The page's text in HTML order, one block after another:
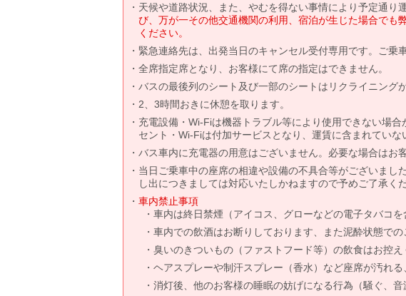
天候や道路状況、また、やむを得ない事情により予定通り
び、万が一その他交通機関の利用、宿泊が生じた場合でも
ください。
緊急連絡先は、出発当日のキャンセル受付専用です。ご乗
全席指定席となり、お客様にて席の指定はできません。
バスの最後列のシート及び一部のシートはリクライニング
2、3時間おきに休憩を取ります。
充電設備・Wi-Fiは機器トラブル等により使用できない場
セント・Wi-Fiは付加サービスとなり、運賃に含まれていな
バス車内に充電器の用意はございません。必要な場合はお
当日ご乗車中の座席の相違や設備の不具合等がございま
し出につきましては対応いたしかねますので予めご了承くだ
車内禁止事項
車内は終日禁煙（アイコス、グローなどの電子タバコを
車内での飲酒はお断りしております、また泥酔状態での
臭いのきついもの（ファストフード等）の飲食はお控え
ヘアスプレーや制汗スプレー（香水）など座席が汚れ
消灯後、他のお客様の睡眠の妨げになる行為（騒ぐ、